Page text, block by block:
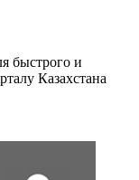
быстрого и
Казахстана